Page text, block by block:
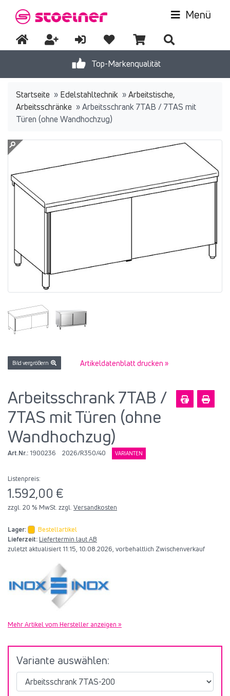
Top-Markenqualität
Menü
Startseite » Edelstahltechnik »Arbeitstische,
Arbeitsschränke »Arbeitsschrank 7TAB / 7TAS mit
Türen (ohne Wandhochzug)
Bild vergrößern Artikeldatenblatt drucken »
Arbeitsschrank 7TAB /
7TAS mit Türen (ohne
Wandhochzug)
Art.Nr.: 1900236 2026/R350/40 VARIANTEN
Listenpreis:
1.592,00 €
zzgl. 20 % MwSt. zzgl. Versandkosten
Lager:
Bestellartikel
Lieferzeit: Liefertermin laut AB
zuletzt aktualisiert 11:15, 10.08.2026, vorbehaltlich Zwischenverkauf
Mehr Artikel vom Hersteller anzeigen »
Variante auswählen: